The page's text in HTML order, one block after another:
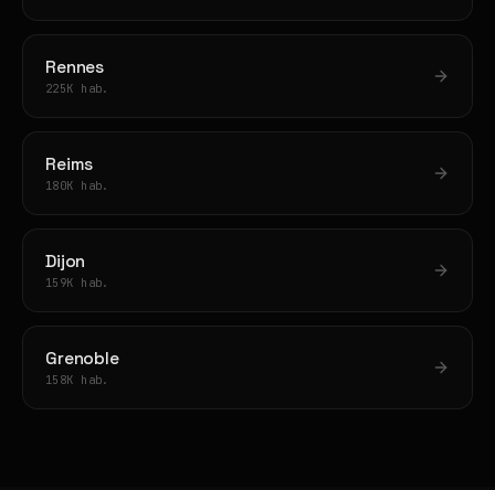
Rennes
225K hab.
Reims
180K hab.
Dijon
159K hab.
Grenoble
158K hab.